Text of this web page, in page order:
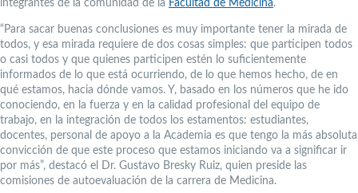
integrantes de la comunidad de la Facultad de Medicina.
“Para sacar buenas conclusiones es muy importante tener la mirada de
todos, y esa mirada requiere de dos cosas simples: que participen todos
o casi todos y que quienes participen estén lo suficientemente
informados de lo que está ocurriendo, de lo que hemos hecho, de en
qué estamos, hacia dónde vamos. Y, basado en los números que he ido
conociendo, en la fuerza y en la calidad profesional del equipo de
trabajo, en la integración de todos los estamentos: estudiantes,
docentes, personal de apoyo a la Academia es que tengo la más absoluta
convicción de que este proceso que estamos iniciando va a significar ir
por más”, destacó el Dr. Gustavo Bresky Ruiz, quien preside las
comisiones de autoevaluación de la carrera de Medicina.